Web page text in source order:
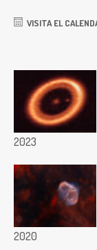
VISITA EL
2023
2020